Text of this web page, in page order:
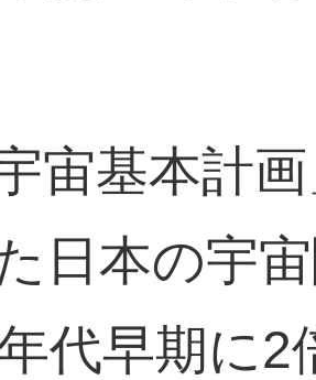
宙基本計
日本の宇
代早期に2